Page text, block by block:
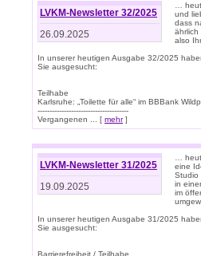
LVKM-Newsletter 32/2025
26.09.2025
…
und
dass
ährlich
also
In unserer heutigen Ausgabe 32/2025
Sie ausgesucht:
Teilhabe
Karlsruhe: „Toilette für alle“ im BBBank
--------------------------------------
Vergangenen ... [ mehr]
LVKM-Newsletter 31/2025
19.09.2025
…
eine
Studio
in
im
In unserer heutigen Ausgabe 31/2025
Sie ausgesucht:
Barrierefreiheit / Teilhabe